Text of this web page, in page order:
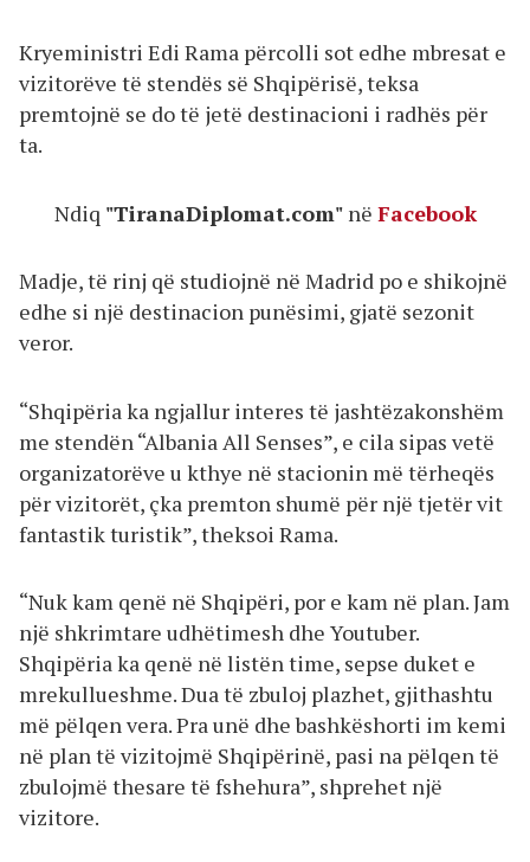
Kryeministri Edi Rama përcolli sot edhe mbresat e
vizitorëve të stendës së Shqipërisë, teksa
premtojnë se do të jetë destinacioni i radhës për
ta.
Ndiq "TiranaDiplomat.com" në Facebook
Madje, të rinj që studiojnë në Madrid po e shikojnë
edhe si një destinacion punësimi, gjatë sezonit
veror.
“Shqipëria ka ngjallur interes të jashtëzakonshëm
me stendën “Albania All Senses”, e cila sipas vetë
organizatorëve u kthye në stacionin më tërheqës
për vizitorët, çka premton shumë për një tjetër vit
fantastik turistik”, theksoi Rama.
“Nuk kam qenë në Shqipëri, por e kam në plan. Jam
një shkrimtare udhëtimesh dhe Youtuber.
Shqipëria ka qenë në listën time, sepse duket e
mrekullueshme. Dua të zbuloj plazhet, gjithashtu
më pëlqen vera. Pra unë dhe bashkëshorti im kemi
në plan të vizitojmë Shqipërinë, pasi na pëlqen të
zbulojmë thesare të fshehura”, shprehet një
vizitore.